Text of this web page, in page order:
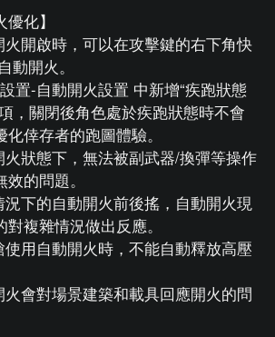
化】
開啟時，可以在攻擊鍵的右下角快
動開火。
置-自動開火設置 中新增“疾跑狀態
，關閉後角色處於疾跑狀態時不會
倖存者的跑圖體驗。
狀態下，無法被副武器/換彈等操作
的問題。
下的自動開火前後搖，自動開火現
複雜情況做出反應。
用自動開火時，不能自動釋放高壓
會對場景建築和載具回應開火的問